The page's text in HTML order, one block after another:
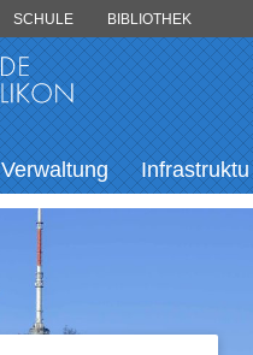
SCHULE BIBLIOTHEK
Verwaltung